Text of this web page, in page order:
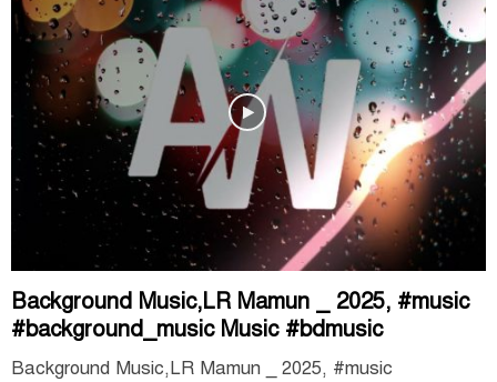
Background Music,LR Mamun _ 2025, #music
#background_music Music #bdmusic
Background Music,LR Mamun _ 2025, #music